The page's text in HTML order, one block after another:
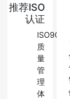
推荐ISO
认证
质
量
管
理
体